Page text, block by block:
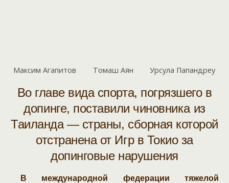
Максим Агапитов Томаш Аян Урсула Папандреу
Во главе вида спорта, погрязшего в
допинге, поставили чиновника из
Таиланда — страны, сборная которой
отстранена от Игр в Токио за
допинговые нарушения
В международной федерации тяжелой